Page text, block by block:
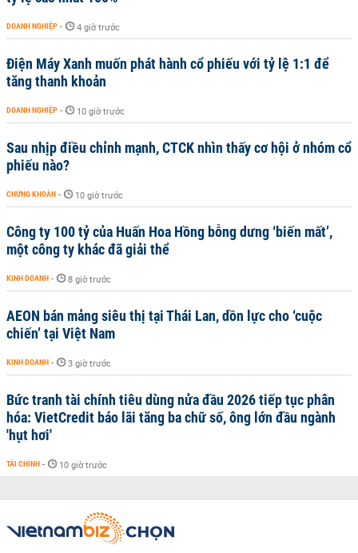
DOANH NGHIỆP - 4 giờ trước
Điện Máy Xanh muốn phát hành cổ phiếu với tỷ lệ 1:1 để
tăng thanh khoản
DOANH NGHIỆP - 10 giờ trước
Sau nhịp điều chỉnh mạnh, CTCK nhìn thấy cơ hội ở nhóm cổ
phiếu nào?
CHỨNG KHOÁN - 10 giờ trước
Công ty 100 tỷ của Huấn Hoa Hồng bỗng dưng ‘biến mất’,
một công ty khác đã giải thể
KINH DOANH - 8 giờ trước
AEON bán mảng siêu thị tại Thái Lan, dồn lực cho ‘cuộc
chiến’ tại Việt Nam
KINH DOANH - 3 giờ trước
Bức tranh tài chính tiêu dùng nửa đầu 2026 tiếp tục phân
hóa: VietCredit báo lãi tăng ba chữ số, ông lớn đầu ngành
'hụt hơi'
TÀI CHÍNH - 10 giờ trước